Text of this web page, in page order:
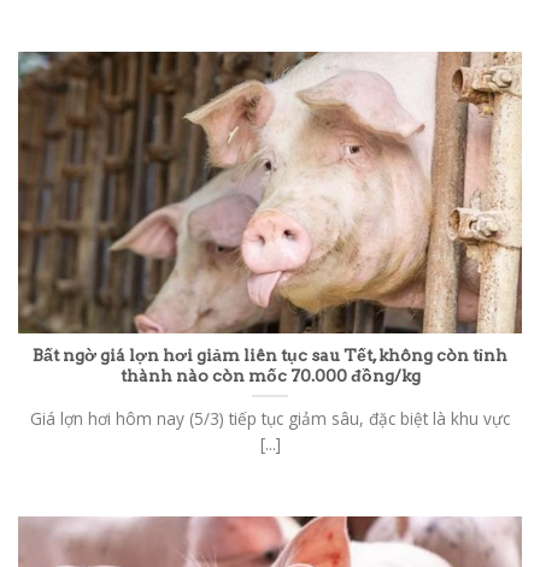
Bất ngờ giá lợn hơi giảm liên tục sau Tết, không còn tỉnh
thành nào còn mốc 70.000 đồng/kg
Giá lợn hơi hôm nay (5/3) tiếp tục giảm sâu, đặc biệt là khu vực
[...]